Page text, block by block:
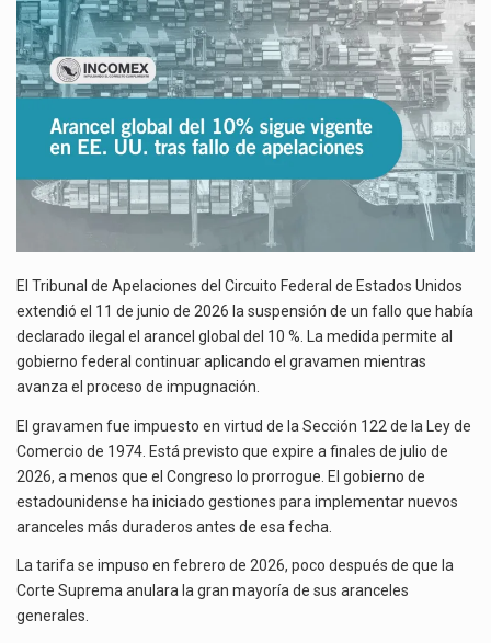
El gobierno de Estados Unidos anunciará un arancel del 15 % sobre los productos fabricados…
El Departamento de Agricultura de Estados Unidos (USDA) suspendió el 5 de agosto de 2026…
El derecho a la previsibilidad de los horarios de trabajo en turnos rotativos podría ser…
SIGUE
VIGENTE
EN
EE.
UU.
TRAS
FALLO
APELACIONES
El Tribunal de Apelaciones del Circuito Federal de Estados Unidos
extendió el 11 de junio de 2026 la suspensión de un fallo que había
declarado ilegal el arancel global del 10 %. La medida permite al
gobierno federal continuar aplicando el gravamen mientras
avanza el proceso de impugnación.
El gravamen fue impuesto en virtud de la Sección 122 de la Ley de
Comercio de 1974. Está previsto que expire a finales de julio de
2026, a menos que el Congreso lo prorrogue. El gobierno de
estadounidense ha iniciado gestiones para implementar nuevos
aranceles más duraderos antes de esa fecha.
La tarifa se impuso en febrero de 2026, poco después de que la
Corte Suprema anulara la gran mayoría de sus aranceles
generales.